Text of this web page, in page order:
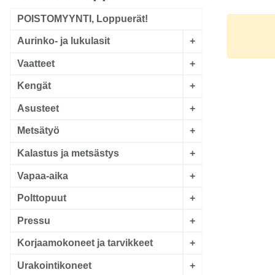
POISTOMYYNTI, Loppuerät!
Aurinko- ja lukulasit +
Vaatteet +
Kengät +
Asusteet +
Metsätyö +
Kalastus ja metsästys +
Vapaa-aika +
Polttopuut +
Pressu +
Korjaamokoneet ja tarvikkeet +
Urakointikoneet +